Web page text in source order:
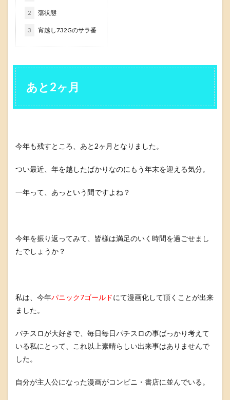
2 蕩状態
3 宵越し732Gのサラ番
あと2ヶ月
今年も残すところ、あと2ヶ月となりました。
つい最近、年を越したばかりなのにもう年末を迎える気分。
一年って、あっという間ですよね？
今年を振り返ってみて、皆様は満足のいく時間を過ごせまし
たでしょうか？
私は、今年パニック7ゴールドにて漫画化して頂くことが出来
ました。
パチスロが大好きで、毎日毎日パチスロの事ばっかり考えて
いる私にとって、これ以上素晴らしい出来事はありませんで
した。
自分が主人公になった漫画がコンビニ・書店に並んでいる。